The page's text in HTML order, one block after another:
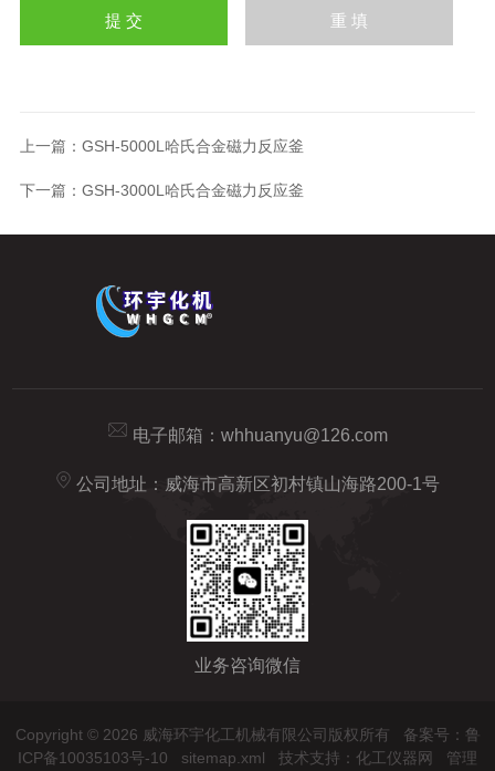
上一篇： GSH-5000L哈氏合金磁力反应釜
下一篇： GSH-3000L哈氏合金磁力反应釜
电子邮箱： whhuanyu@126.com
公司地址：威海市高新区初村镇山海路200-1号
业务咨询微信
Copyright © 2026 威海环宇化工机械有限公司版权所有 备案号：鲁
ICP备10035103号-10
sitemap.xml 技术支持： 化工仪器网 管理